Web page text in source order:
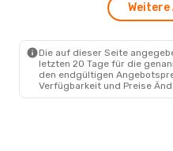
Aegean Airlines
Direkt
- Zakynthos
Die auf dieser Seite
letzten 20 Tage für die
den endgültigen
Verfügbarkeit und Preise